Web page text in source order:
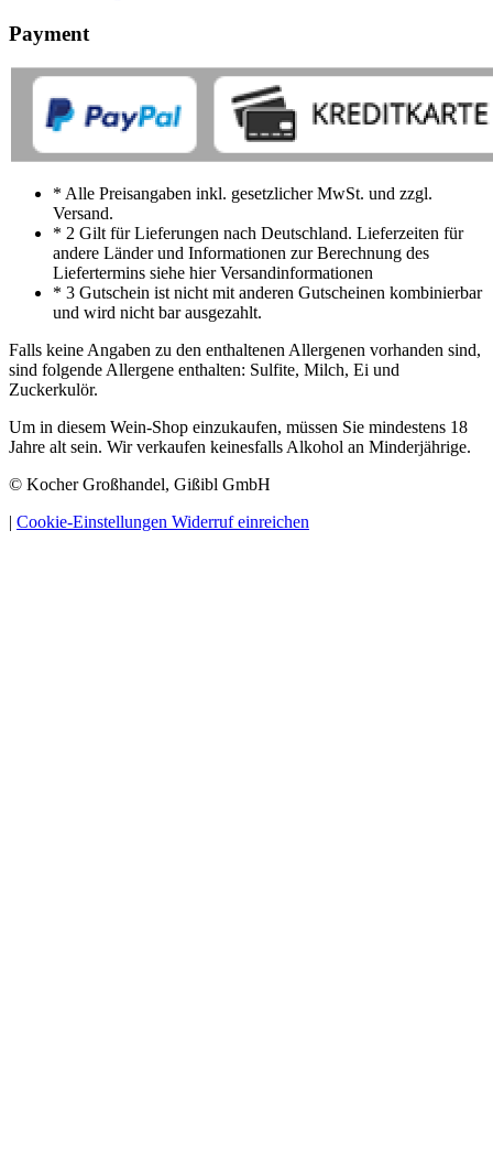
Payment
* Alle Preisangaben inkl. gesetzlicher MwSt. und zzgl.
Versand.
* 2 Gilt für Lieferungen nach Deutschland. Lieferzeiten für
andere Länder und Informationen zur Berechnung des
Liefertermins siehe hier Versandinformationen
* 3 Gutschein ist nicht mit anderen Gutscheinen kombinierbar
und wird nicht bar ausgezahlt.
Falls keine Angaben zu den enthaltenen Allergenen vorhanden sind,
sind folgende Allergene enthalten: Sulfite, Milch, Ei und
Zuckerkulör.
Um in diesem Wein-Shop einzukaufen, müssen Sie mindestens 18
Jahre alt sein. Wir verkaufen keinesfalls Alkohol an Minderjährige.
© Kocher Großhandel, Gißibl GmbH
| Cookie-Einstellungen Widerruf einreichen